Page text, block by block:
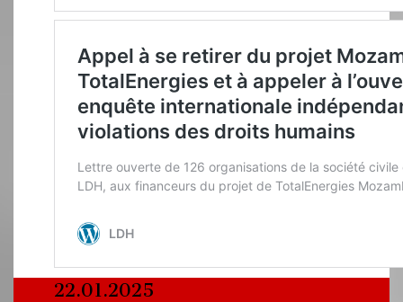
22.01.2025